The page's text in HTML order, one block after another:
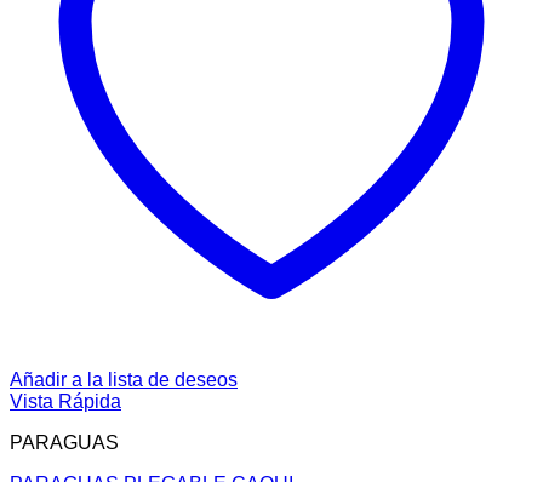
Añadir a la lista de deseos
Vista Rápida
PARAGUAS